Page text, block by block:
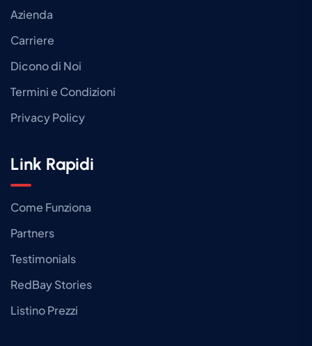
Azienda
Carriere
Dicono di Noi
Termini e Condizioni
Privacy Policy
Link Rapidi
Come Funziona
Partners
Testimonials
RedBay Stories
Listino Prezzi